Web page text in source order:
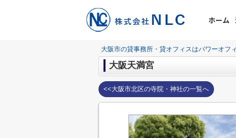
ホーム
大阪市の貸事務所・貸オフィスはパワーオフ
大阪天満宮
<<大阪市北区の寺院・神社の一覧へ